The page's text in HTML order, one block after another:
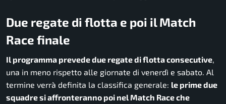
Due regate di flotta e poi il Match
Race finale
Il programma prevede due regate di flotta consecutive,
una in meno rispetto alle giornate di venerdì e sabato. Al
termine verrà definita la classifica generale: le prime due
squadre si affronteranno poi nel Match Race che